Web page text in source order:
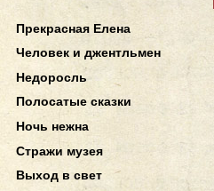
Прекрасная Елена
Человек и джентльмен
Недоросль
Полосатые сказки
Ночь нежна
Стражи музея
Выход в свет